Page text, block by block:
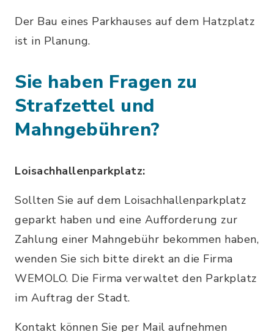
Der Bau eines Parkhauses auf dem Hatzplatz
ist in Planung.
Sie haben Fragen zu
Strafzettel und
Mahngebühren?
Loisachhallenparkplatz:
Sollten Sie auf dem Loisachhallenparkplatz
geparkt haben und eine Aufforderung zur
Zahlung einer Mahngebühr bekommen haben,
wenden Sie sich bitte direkt an die Firma
WEMOLO. Die Firma verwaltet den Parkplatz
im Auftrag der Stadt.
Kontakt können Sie per Mail aufnehmen